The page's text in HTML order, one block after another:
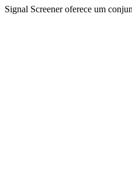
Signal Screener oferece um